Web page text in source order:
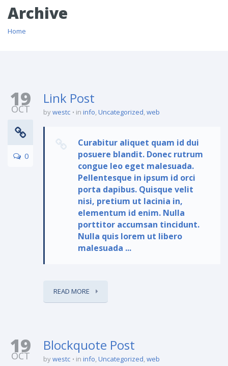
Archive
Home
19
OCT
0
Link Post
bywestc in info,Uncategorized,web
Curabitur aliquet quam id dui
posuere blandit. Donec rutrum
congue leo eget malesuada.
Pellentesque in ipsum id orci
porta dapibus. Quisque velit
nisi, pretium ut lacinia in,
elementum id enim. Nulla
porttitor accumsan tincidunt.
Nulla quis lorem ut libero
malesuada ...
READ MORE
19
OCT
Blockquote Post
bywestc in info,Uncategorized,web